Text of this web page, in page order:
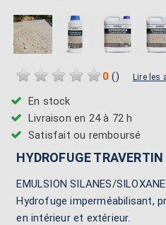
0 () Lire les
En stock
Livraison en 24 à 72 h
Satisfait ou remboursé
HYDROFUGE TRAVERTIN
EMULSION SILANES/
Hydrofuge imperméabilisant,
en intérieur et extérieur.